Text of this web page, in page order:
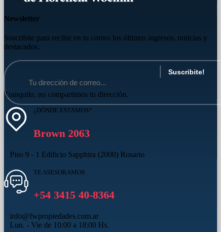
Newsletter
Suscribite para recibir en tu correo los últimos ingresos, noticias y
destacados.
Tranquilo, no compartimos tu dirección.
¿DÓNDE ESTAMOS?
Brown 2063
Piso 9 - 1 Edificio Sapphira (2000) Rosario
TE ASESORAMOS
+54 3415 40-8364
info@fwpropiedades.com.ar
Lun. - Vie de 10:00 a 18:00 Hs.